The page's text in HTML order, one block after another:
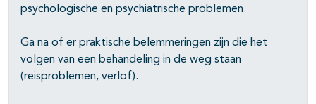
psychologische en psychiatrische problemen.
Ga na of er praktische belemmeringen zijn die het
volgen van een behandeling in de weg staan
(reisproblemen, verlof).